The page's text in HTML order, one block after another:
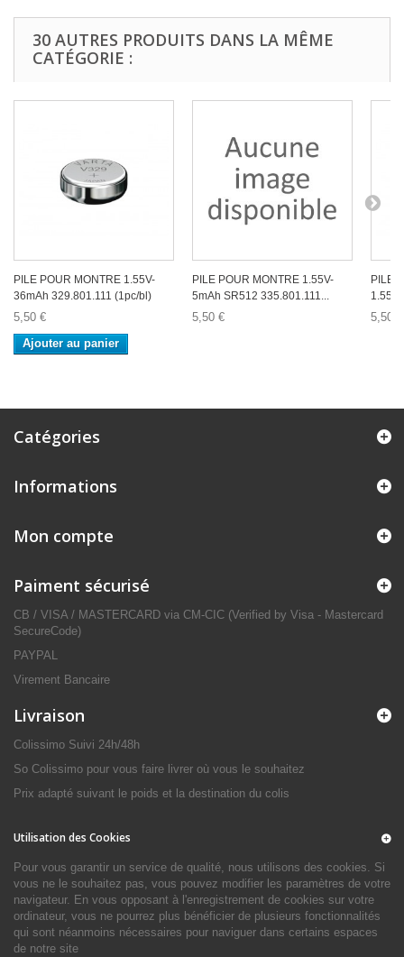
30 AUTRES PRODUITS DANS LA MÊME
CATÉGORIE :
PILE POUR MONTRE 1.55V-
36mAh 329.801.111 (1pc/bl)
5,50 €
Ajouter au panier
PILE POUR MONTRE 1.55V-
5mAh SR512 335.801.111...
5,50 €
PILE
5,50 €
Catégories
Informations
Mon compte
Paiment sécurisé
CB / VISA / MASTERCARD via CM-CIC (Verified by Visa - Mastercard
SecureCode)
PAYPAL
Virement Bancaire
Livraison
Colissimo Suivi 24h/48h
So Colissimo pour vous faire livrer où vous le souhaitez
Prix adapté suivant le poids et la destination du colis
Utilisation des Cookies
Pour vous garantir un service de qualité, nous utilisons des cookies. Si
vous ne le souhaitez pas, vous pouvez modifier les paramètres de votre
navigateur. En vous opposant à l'enregistrement de cookies sur votre
ordinateur, vous ne pourrez plus bénéficier de plusieurs fonctionnalités
qui sont néanmoins nécessaires pour naviguer dans certains espaces
de notre site